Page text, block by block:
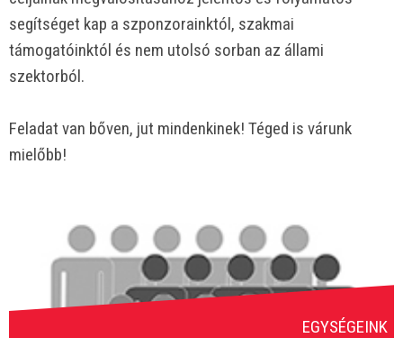
segítséget kap a szponzorainktól, szakmai
támogatóinktól és nem utolsó sorban az állami
szektorból.
Feladat van bőven, jut mindenkinek! Téged is várunk
mielőbb!
EGYSÉGEINK